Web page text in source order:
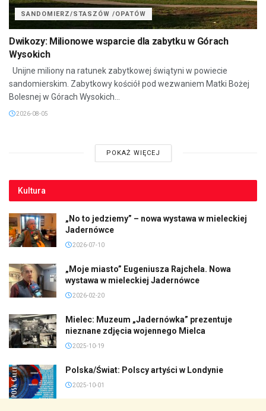
SANDOMIERZ/STASZÓW /OPATÓW
Dwikozy: Milionowe wsparcie dla zabytku w Górach
Wysokich
Unijne miliony na ratunek zabytkowej świątyni w powiecie
sandomierskim. Zabytkowy kościół pod wezwaniem Matki Bożej
Bolesnej w Górach Wysokich...
2026-08-05
POKAŻ WIĘCEJ
Kultura
„No to jedziemy” – nowa wystawa w mieleckiej
Jadernówce
2026-07-10
„Moje miasto” Eugeniusza Rajchela. Nowa
wystawa w mieleckiej Jadernówce
2026-02-20
Mielec: Muzeum „Jadernówka” prezentuje
nieznane zdjęcia wojennego Mielca
2025-10-19
Polska/Świat: Polscy artyści w Londynie
2025-10-01